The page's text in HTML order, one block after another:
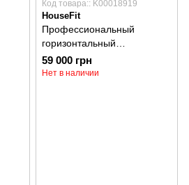
Код товара:: K00018919
HouseFit
Профессиональный
горизонтальный
велотренажер HouseFit
HSF-744G1
59 000 грн
Нет в наличии